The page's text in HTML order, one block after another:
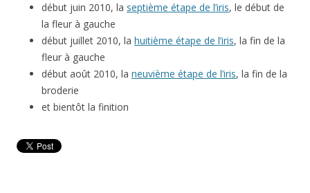
début juin 2010, la septième étape de l’iris, le début de
la fleur à gauche
début juillet 2010, la huitième étape de l’iris, la fin de la
fleur à gauche
début août 2010, la neuvième étape de l’iris, la fin de la
broderie
et bientôt la finition